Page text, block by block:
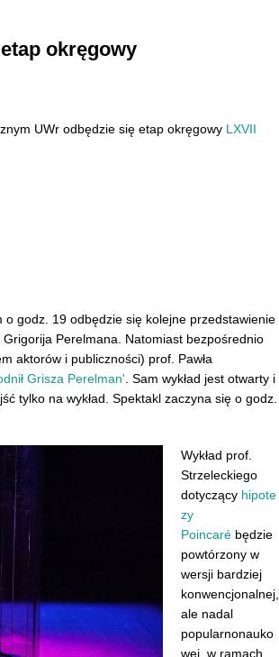
okręgowy
UWr odbędzie się etap okręgowy LXVII
o godz. 19 odbędzie się kolejne przedstawienie
Perelmana. Natomiast bezpośrednio
aktorów i publiczności) prof. Pawła
Grisza Perelman' . Sam wykład jest otwarty i
tylko na wykład. Spektakl zaczyna się o godz.
Wykład prof.
Strzeleckiego
dotyczący hipote
zy
Poincaré będzie
powtórzony w
wersji bardziej
konwencjonalnej,
ale nadal
popularnonauko
wej, w ramach